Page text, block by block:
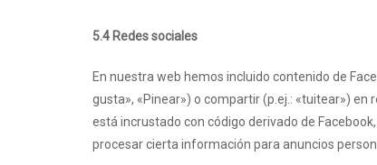
5.4 Redes sociales
En nuestra web hemos incluido contenido de
gusta», «Pinear») o compartir (p.ej.: «tuitear») en
está incrustado con código derivado de
procesar cierta información para anuncios